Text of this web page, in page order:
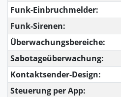
Funk-Einbruchmelder:
Funk-Sirenen:
Überwachungsbereiche:
Sabotageüberwachung:
Kontaktsender-Design:
Steuerung per App: